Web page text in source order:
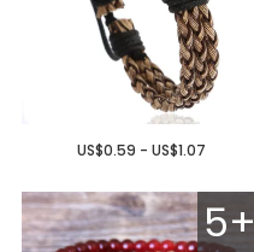
US$0.59 - US$1.07
5+